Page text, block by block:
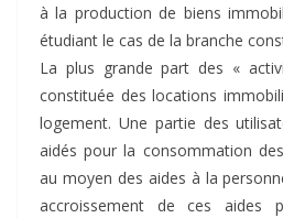
à la production de biens
étudiant le cas de la branche
La plus grande part des «
constituée des locations
logement. Une partie des
aidés pour la consommation
au moyen des aides à la
accroissement de ces aides